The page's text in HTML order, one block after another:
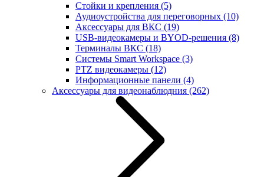
Стойки и крепления (5)
Аудиоустройства для переговорных (10)
Аксессуары для ВКС (19)
USB-видеокамеры и BYOD-решения (8)
Терминалы ВКС (18)
Системы Smart Workspace (3)
PTZ видеокамеры (12)
Информационные панели (4)
Аксессуары для видеонаблюдния (262)